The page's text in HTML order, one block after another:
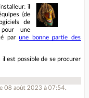
il
(de
de
une
parune bonne partie des
il est possible de se procurer
le 08 août 2023 à 07:54.